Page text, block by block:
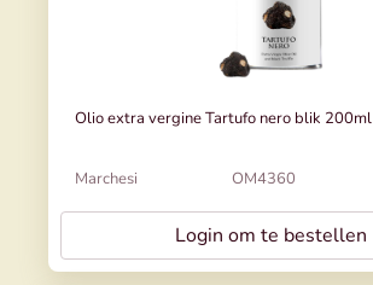
Olio extra vergine Tartufo nero blik 200ml
Marchesi OM4360
Login om te bestellen